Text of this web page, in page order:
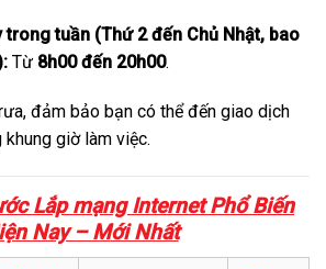
tuần (Thứ 2 đến Chủ Nhật, bao
Từ 8h00 đến 20h00.
đảm bảo bạn có thể đến giao dịch
giờ làm việc.
Lắp mạng Internet Phổ Biến
Nay – Mới Nhất